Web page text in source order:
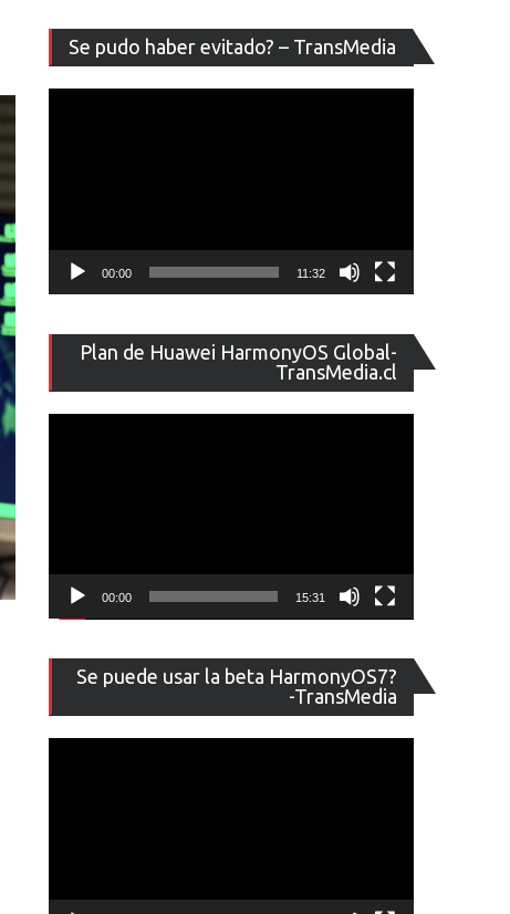
Se pudo haber evitado? – TransMedia
de
vídeo
00:00 11:32
Plan de Huawei HarmonyOS Global-
TransMedia.cl
de
vídeo
00:00 15:31
Se puede usar la beta HarmonyOS7?
-TransMedia
de
vídeo